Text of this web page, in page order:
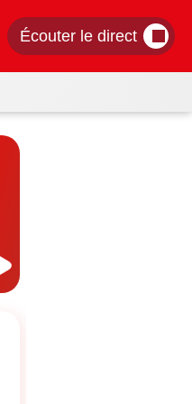
Écouter le direct